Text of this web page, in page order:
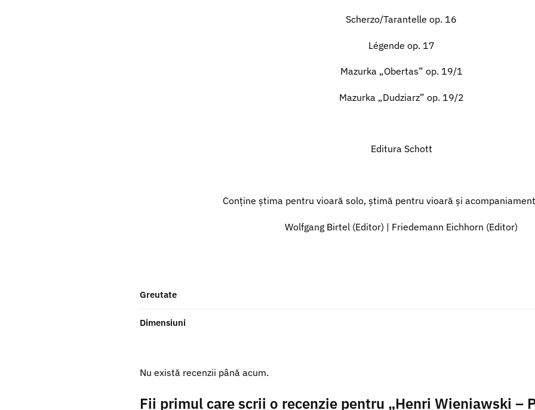
Scherzo/Tarantelle op. 16
Légende op. 17
Mazurka „Obertas” op. 19/1
Mazurka „Dudziarz” op. 19/2
Editura Schott
Conține știma pentru vioară solo, știmă pentru vioară și
Wolfgang Birtel (Editor) | Friedemann Eichhorn (Editor)
Greutate
Dimensiuni
Nu există recenzii până acum.
Fii primul care scrii o recenzie pentru „Henri Wieniawski –